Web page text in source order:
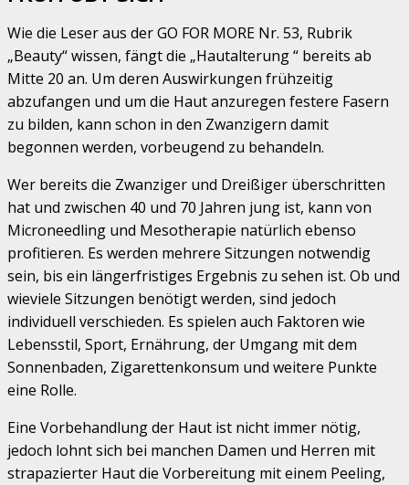
Wie die Leser aus der GO FOR MORE Nr. 53, Rubrik
„Beauty“ wissen, fängt die „Hautalterung “ bereits ab
Mitte 20 an. Um deren Auswirkungen frühzeitig
abzufangen und um die Haut anzuregen festere Fasern
zu bilden, kann schon in den Zwanzigern damit
begonnen werden, vorbeugend zu behandeln.
Wer bereits die Zwanziger und Dreißiger überschritten
hat und zwischen 40 und 70 Jahren jung ist, kann von
Microneedling und Mesotherapie natürlich ebenso
profitieren. Es werden mehrere Sitzungen notwendig
sein, bis ein längerfristiges Ergebnis zu sehen ist. Ob und
wieviele Sitzungen benötigt werden, sind jedoch
individuell verschieden. Es spielen auch Faktoren wie
Lebensstil, Sport, Ernährung, der Umgang mit dem
Sonnenbaden, Zigarettenkonsum und weitere Punkte
eine Rolle.
Eine Vorbehandlung der Haut ist nicht immer nötig,
jedoch lohnt sich bei manchen Damen und Herren mit
strapazierter Haut die Vorbereitung mit einem Peeling,